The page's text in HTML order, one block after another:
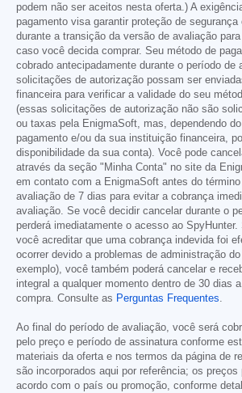
podem não ser aceitos nesta oferta.) A
pagamento visa garantir proteção de
durante a transição da versão de avaliação
caso você decida comprar. Seu método de
cobrado antecipadamente durante o período de
solicitações de autorização possam ser
financeira para verificar a validade do seu
(essas solicitações de autorização não são
ou taxas pela EnigmaSoft, mas, dependendo
pagamento e/ou da sua instituição financeira,
disponibilidade da sua conta). Você pode
através da seção "Minha Conta" no site da
em contato com a EnigmaSoft antes do
avaliação de 7 dias para evitar a cobrança
avaliação. Se você decidir cancelar durante o
perderá imediatamente o acesso ao SpyHunter.
você acreditar que uma cobrança indevida foi
ocorrer devido a problemas de administração
exemplo), você também poderá cancelar e
integral a qualquer momento dentro de 30 dias
compra. Consulte as Perguntas Frequentes
Ao final do período de avaliação, você será
pelo preço e período de assinatura conforme
materiais da oferta e nos termos da página de
são incorporados aqui por referência; os preços
acordo com o país ou promoção, conforme